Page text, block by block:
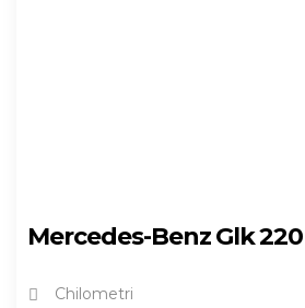
Mercedes-Benz Glk 220
Chilometri